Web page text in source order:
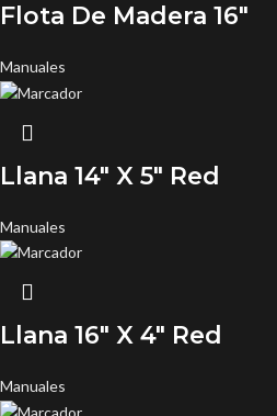
Flota De Madera 16″
Manuales
Llana 14″ X 5″ Red
Manuales
Llana 16″ X 4″ Red
Manuales